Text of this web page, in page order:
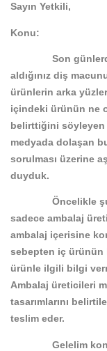
Sayın Yetkili,
Konu:
Son günlerde
aldığınız diş
ürünlerin arka
içindeki ürünün ne
belirttiğini söyleyen
medyada dolaşan
sorulması üzerine
duyduk.
Öncelikle şunu
sadece ambalaj
ambalaj içerisine
sebepten iç ürünün
ürünle ilgili bilgi
Ambalaj üreticileri
tasarımlarını
teslim eder.
Gelelim konuya